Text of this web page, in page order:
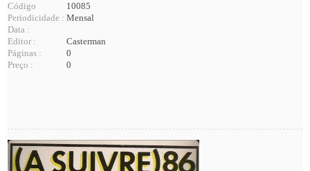
Código
10085
Periodicidade : Mensal
Data :
Editor :
Casterman
Páginas :
0
Preço :
0